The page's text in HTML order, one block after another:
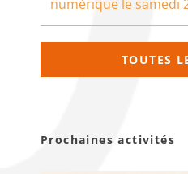
numérique le samedi
TOUTES
Prochaines activités